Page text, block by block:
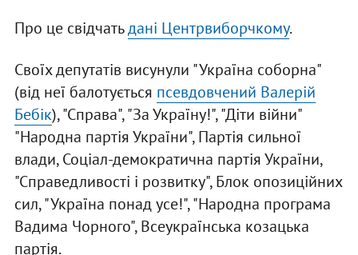
Про це свідчатьдані Центрвиборчкому.
Своїх депутатів висунули "Україна соборна"
(від неї балотується псевдовчений Валерій
Бебік), "Справа", "За Україну!", "Діти війни"
"Народна партія України", Партія сильної
влади, Соціал-демократична партія України,
"Справедливості і розвитку", Блок опозиційних
сил, "Україна понад усе!", "Народна програма
Вадима Чорного", Всеукраїнська козацька
партія.